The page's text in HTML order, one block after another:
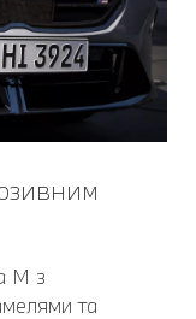
M з
та